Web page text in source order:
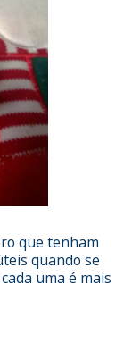
que tenham
quando se
uma é mais